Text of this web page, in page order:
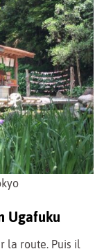
Ugafuku
la route. Puis il